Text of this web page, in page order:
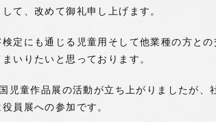
て、改めて御礼申し上げます。
定にも通じる児童用そして他業種の方との
いりたいと思っております。
児童作品展の活動が立ち上がりましたが、
員展への参加です。